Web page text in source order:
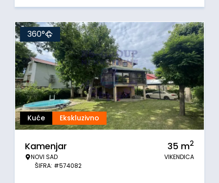
Kuće Ekskluzivno
360°
Kamenjar
NOVI SAD
ŠIFRA: #574082
35 m2
VIKENDICA